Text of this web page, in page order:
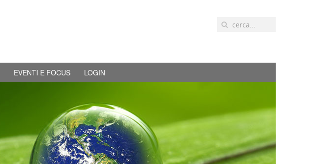
EVENTI E FOCUS LOGIN